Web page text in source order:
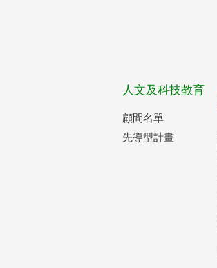
人文及科技教育
顧問名單
先導型計畫